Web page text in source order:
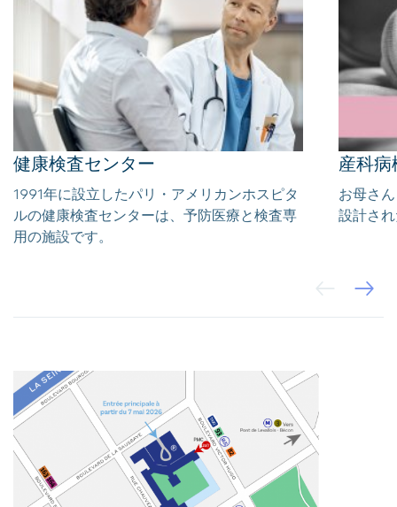
健康検査センター
1991年に設立したパリ・アメリカンホスピタ
ルの健康検査センターは、予防医療と検査専
用の施設です。
産科病
お母さ
設計さ